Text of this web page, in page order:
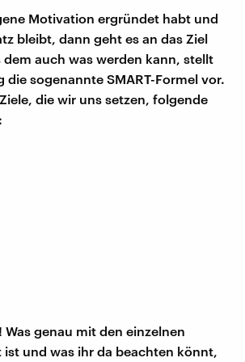
Motivation ergründet habt und
bleibt, dann geht es an das Ziel
dem auch was werden kann, stellt
die sogenannte SMART-Formel vor.
die wir uns setzen, folgende
Was genau mit den einzelnen
und was ihr da beachten könnt,